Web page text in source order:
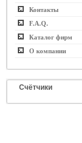
Контакты
F.A.Q.
Каталог фирм
О компании
Счётчики